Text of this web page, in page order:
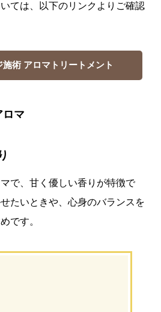
ては、以下のリンクよりご確認
術 アロマトリートメント
ロマ
で、甘く優しい香りが特徴で
たいときや、心身のバランスを
です。